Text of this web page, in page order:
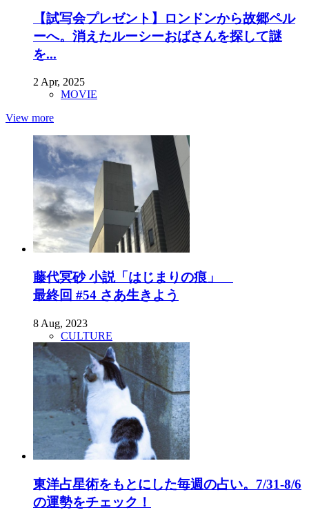
【試写会プレゼント】ロンドンから故郷ペル
ーへ。消えたルーシーおばさんを探して謎
を...
2 Apr, 2025
MOVIE
View more
藤代冥砂 小説「はじまりの痕」
最終回 #54 さあ生きよう
8 Aug, 2023
CULTURE
東洋占星術をもとにした毎週の占い。7/31-8/6
の運勢をチェック！